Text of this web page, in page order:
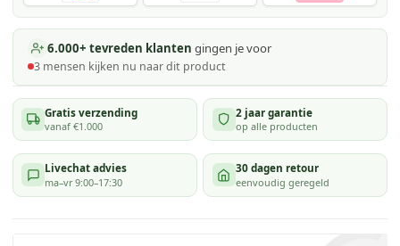
6.000+ tevreden klanten gingen je voor
3 mensen kijken nu naar dit product
Gratis verzending
vanaf €1.000
2 jaar garantie
op alle producten
Livechat advies
ma–vr 9:00–17:30
30 dagen retour
eenvoudig geregeld